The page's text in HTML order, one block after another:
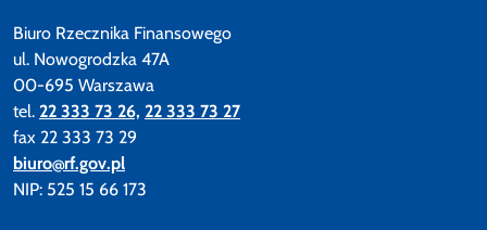
Biuro Rzecznika Finansowego
ul. Nowogrodzka 47A
00-695 Warszawa
tel. 22 333 73 26, 22 333 73 27
fax 22 333 73 29
biuro@rf.gov.pl
NIP: 525 15 66 173